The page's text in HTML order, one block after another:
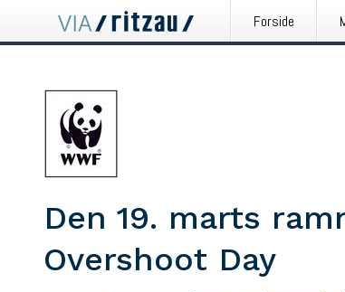
Forside
Den 19. marts
Overshoot Day